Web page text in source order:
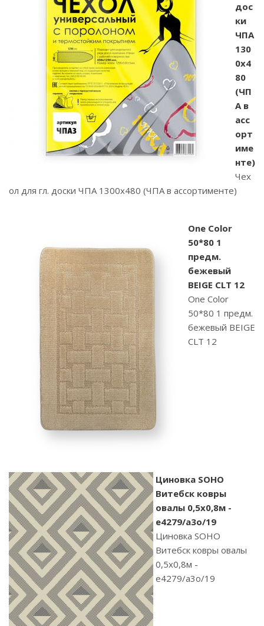
дос
ки
ЧПА
130
0х4
80
(ЧП
А в
асс
орт
име
нте)
Чех
ол для гл. доски ЧПА 1300х480 (ЧПА в ассортименте)
One Color
50*80 1
предм.
бежевый
BEIGE CLT 12
One Color
50*80 1 предм.
бежевый BEIGE
CLT 12
Циновка SOHO
Витебск ковры
овалы 0,5х0,8м -
e4279/a3o/19
Циновка SOHO
Витебск ковры овалы
0,5х0,8м -
e4279/a3o/19